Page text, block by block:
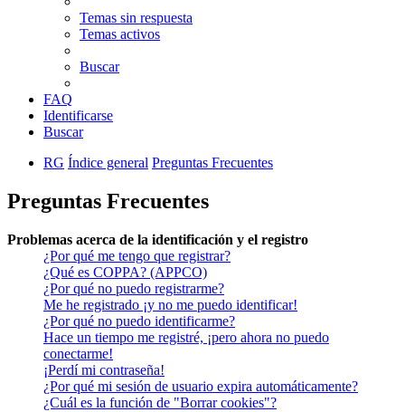
Temas sin respuesta
Temas activos
Buscar
FAQ
Identificarse
Buscar
RG Índice general Preguntas Frecuentes
Preguntas Frecuentes
Problemas acerca de la identificación y el registro
¿Por qué me tengo que registrar?
¿Qué es COPPA? (APPCO)
¿Por qué no puedo registrarme?
Me he registrado ¡y no me puedo identificar!
¿Por qué no puedo identificarme?
Hace un tiempo me registré, ¡pero ahora no puedo
conectarme!
¡Perdí mi contraseña!
¿Por qué mi sesión de usuario expira automáticamente?
¿Cuál es la función de "Borrar cookies"?